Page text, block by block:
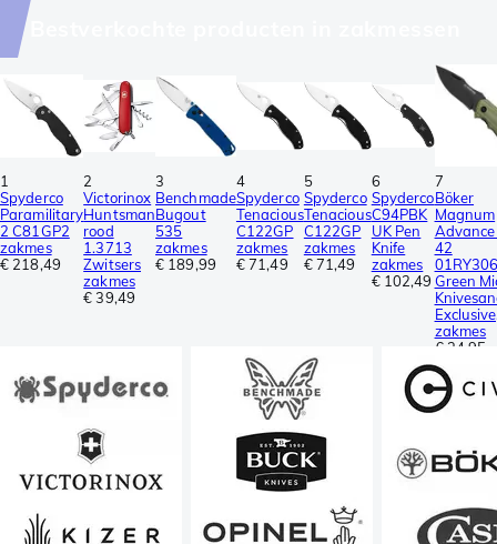
1
Spyderco
Paramilitary
2 C81GP2
zakmes
€ 218,49
2
Victorinox
Huntsman
rood
1.3713
Zwitsers
zakmes
€ 39,49
3
Benchmade
Bugout
535
zakmes
€ 189,99
4
Spyderco
Tenacious
C122GP
zakmes
€ 71,49
5
Spyderco
Tenacious
C122GP
zakmes
€ 71,49
6
Spyderco
C94PBK
UK Pen
Knife
zakmes
€ 102,49
7
Böker
Magnum
Advance
42
Green
zakmes
€ 34,95